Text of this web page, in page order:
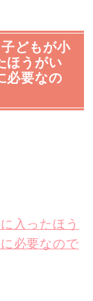
どもが小
ほうがい
必要なの
入ったほう
必要なので